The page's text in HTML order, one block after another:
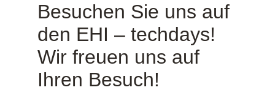
Besuchen Sie uns auf
den EHI – techdays!
Wir freuen uns auf
Ihren Besuch!